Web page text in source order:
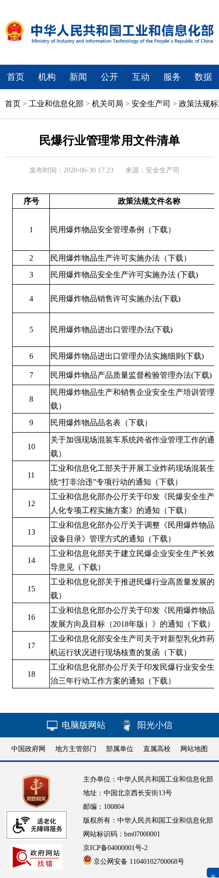
首页 机构 新闻 公开 互动 服务 数据
首页 > 工业和信息化部 > 机关司局 > 安全生产司 > 政策法规
民爆行业管理常用文件清单
发布时间：2020-06-30 17:23 来源：安全生产司
序号 政策法规文件名称
1 民用爆炸物品安全管理条例 （下载）
2 民用爆炸物品生产许可实施办法 （下载）
3
民用爆炸物品安全生产许可实施办法 (下载)
4 民用爆炸物品销售许可实施办法(下载)
5 民用爆炸物品进出口管理办法(下载)
6 民用爆炸物品进出口管理办法实施细则 (下载)
7 民用爆炸物品产品质量监督检验管理办法(下载)
8
民用爆炸物品生产和销售企业安全生产培训管理
载）
9
民用爆炸物品品名表 （下载）
10
关于加强现场混装车系统跨省作业管理工作的通
载）
11
工业和信息化工部关于开展工业炸药现场混装生
统“打非治违”专项行动的通知 （下载）
12
工业和信息化部办公厅关于印发《民爆安全生产
人化专项工程实施方案》的通知 （下载）
13
工业和信息化部办公厅关于调整《民用爆炸物品
设备目录》管理方式的通知 （下载）
14
工业和信息化部关于建立民爆企业安全生产长效
导意见 （下载）
15
工业和信息化部关于推进民爆行业高质量发展的
载）
16
工业和信息化部办公厅关于印发《民用爆炸物品
发展方向及目标（2018年版）》的通知 （下载）
17
工业和信息化部安全生产司关于对新型乳化炸药
机运行状况进行现场核查的复函 （下载）
18
工业和信息化部办公厅关于印发民爆行业安全生
治三年行动工作方案的通知 （下载）
无障碍浏览
电脑版网站 阳光小信
中国政府网 地方主管部门 部属单位 直属高校 网站地图
主办单位：中华人民共和国工业和信息化部
地址：中国北京西长安街13号
邮编：100804
版权所有：中华人民共和国工业和信息化部
网站标识码：bm07000001
京ICP备04000001号-2
京公网安备 11040102700068号